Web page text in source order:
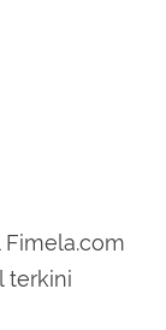
Fimela.com
terkini